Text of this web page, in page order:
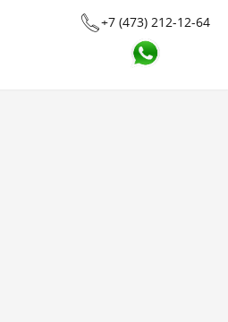
+7 (473) 212-12-64